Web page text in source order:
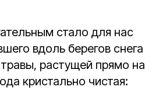
стало для нас
вдоль берегов снега
растущей прямо на
кристально чистая: